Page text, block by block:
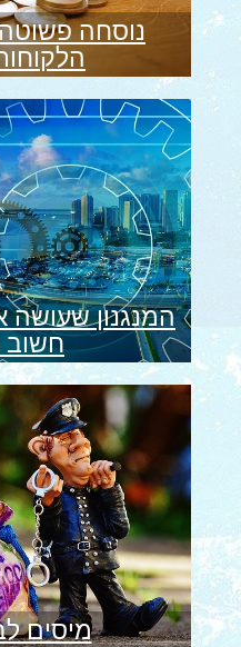
נוסחה
המנגנון שעושה
מיסים